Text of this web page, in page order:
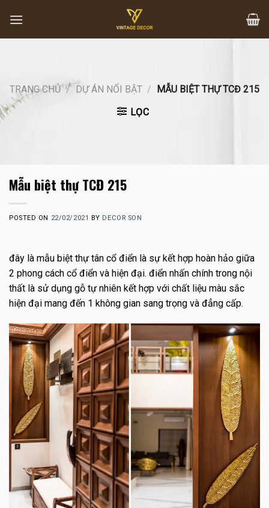
content
TRANG CHỦ / DỰ ÁN NỔI BẬT /
MẪU BIỆT THỰ TCĐ 215
LỌC
Mẫu biệt thự TCĐ 215
POSTED ON 22/02/2021 BY DECOR SON
đây là mẫu biệt thự tân cổ điển là sự kết hợp hoàn hảo giữa
2 phong cách cổ điển và hiện đại. điển nhấn chính trong nội
thất là sử dụng gỗ tự nhiên kết hợp với chất liệu màu sắc
hiện đại mang đến 1 không gian sang trọng và đẳng cấp.